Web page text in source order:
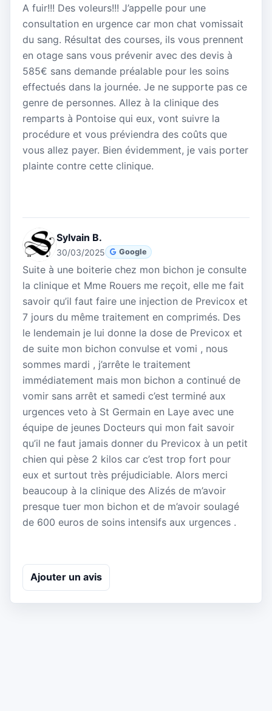
A fuir!!! Des voleurs!!! J’appelle pour une
consultation en urgence car mon chat vomissait
du sang. Résultat des courses, ils vous prennent
en otage sans vous prévenir avec des devis à
585€ sans demande préalable pour les soins
effectués dans la journée. Je ne supporte pas ce
genre de personnes. Allez à la clinique des
remparts à Pontoise qui eux, vont suivre la
procédure et vous préviendra des coûts que
vous allez payer. Bien évidemment, je vais porter
plainte contre cette clinique.
Sylvain B.
30/03/2025 Google
Suite à une boiterie chez mon bichon je consulte
la clinique et Mme Rouers me reçoit, elle me fait
savoir qu’il faut faire une injection de Previcox et
7 jours du même traitement en comprimés. Des
le lendemain je lui donne la dose de Previcox et
de suite mon bichon convulse et vomi , nous
sommes mardi , j’arrête le traitement
immédiatement mais mon bichon a continué de
vomir sans arrêt et samedi c’est terminé aux
urgences veto à St Germain en Laye avec une
équipe de jeunes Docteurs qui mon fait savoir
qu’il ne faut jamais donner du Previcox à un petit
chien qui pèse 2 kilos car c’est trop fort pour
eux et surtout très préjudiciable. Alors merci
beaucoup à la clinique des Alizés de m’avoir
presque tuer mon bichon et de m’avoir soulagé
de 600 euros de soins intensifs aux urgences .
Ajouter un avis